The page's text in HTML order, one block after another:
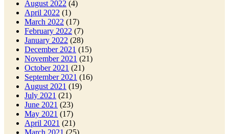
August 2022 (4)
April 2022 (1)
March 2022 (17)
February 2022 (7)
January 2022 (28)
December 2021 (15)
November 2021 (21)
October 2021 (21)
September 2021 (16)
August 2021 (19)
July 2021 (21)
June 2021 (23)
May 2021 (17)
April 2021 (21)
March 2021 (25)